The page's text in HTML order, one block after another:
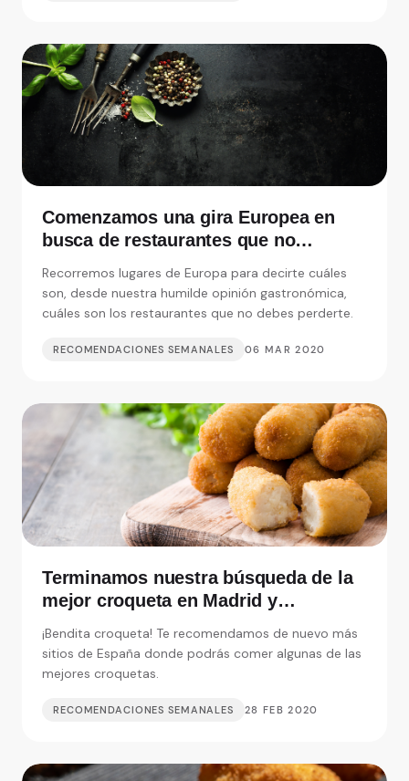
Comenzamos una gira Europea en
busca de restaurantes que no
debemos perdernos
Recorremos lugares de Europa para decirte cuáles
son, desde nuestra humilde opinión gastronómica,
cuáles son los restaurantes que no debes perderte.
RECOMENDACIONES SEMANALES 06 MAR 2020
Terminamos nuestra búsqueda de la
mejor croqueta en Madrid y
alrededores
¡Bendita croqueta! Te recomendamos de nuevo más
sitios de España donde podrás comer algunas de las
mejores croquetas.
RECOMENDACIONES SEMANALES 28 FEB 2020